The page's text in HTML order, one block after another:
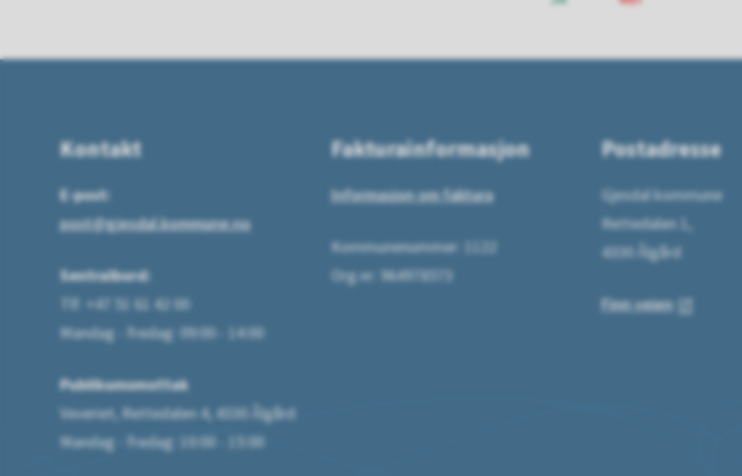
Kontakt
E-post:
post@gjesdal.kommune.no
Sentralbord:
Tlf. +47 51 61 42 00
Mandag - fredag: 09:00 - 14:00
Publikumsmottak
Veveriet, Rettedalen 4, 4330 Ålgård
Mandag - fredag: 10:00 - 15:00
Fakturainformasjon
Informasjon om faktura
Kommunenummer: 1122
Org.nr: 964978573
Postadresse
Gjesdal kommune
Rettedalen 1,
4330 Ålgård
Finn veien